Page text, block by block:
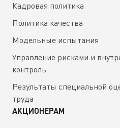
Кадровая политика
Политика качества
Модельные испытания
Управление рисками и
контроль
Результаты специальной
труда
АКЦИОНЕРАМ